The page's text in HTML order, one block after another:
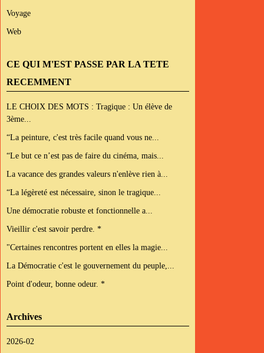
Voyage
Web
CE QUI M'EST PASSE PAR LA TETE
RECEMMENT
LE CHOIX DES MOTS : Tragique : Un élève de
3ème...
“La peinture, c'est très facile quand vous ne...
“Le but ce n’est pas de faire du cinéma, mais...
La vacance des grandes valeurs n'enlève rien à...
“La légèreté est nécessaire, sinon le tragique...
Une démocratie robuste et fonctionnelle a...
Vieillir c'est savoir perdre. *
"Certaines rencontres portent en elles la magie...
La Démocratie c'est le gouvernement du peuple,...
Point d'odeur, bonne odeur. *
Archives
2026-02